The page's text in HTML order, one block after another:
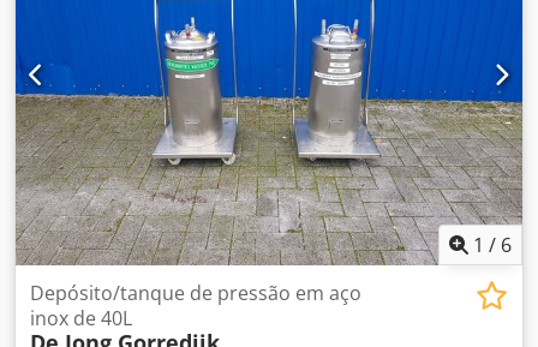
1 / 6
Depósito/tanque de pressão em aço
inox de 40L